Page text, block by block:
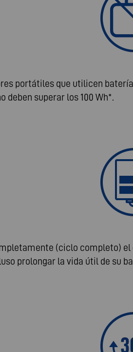
portátiles que utilicen
deben superar los 100 Wh*.
(ciclo completo) el
prolongar la vida útil de su